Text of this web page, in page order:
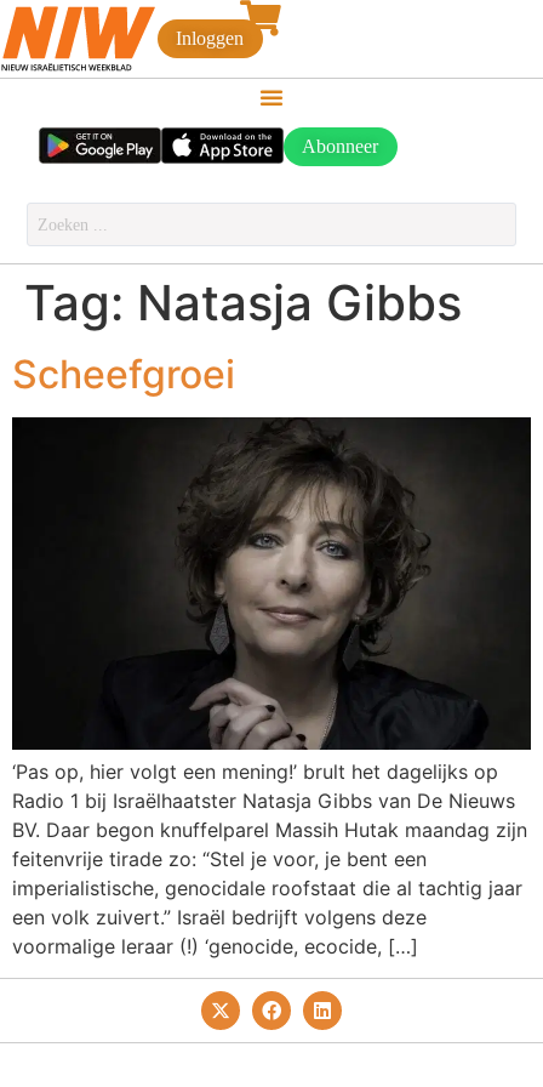
Inloggen
Abonneer
Tag: Natasja Gibbs
Scheefgroei
‘Pas op, hier volgt een mening!’ brult het dagelijks op
Radio 1 bij Israëlhaatster Natasja Gibbs van De Nieuws
BV. Daar begon knuffelparel Massih Hutak maandag zijn
feitenvrije tirade zo: “Stel je voor, je bent een
imperialistische, genocidale roofstaat die al tachtig jaar
een volk zuivert.” Israël bedrijft volgens deze
voormalige leraar (!) ‘genocide, ecocide, […]